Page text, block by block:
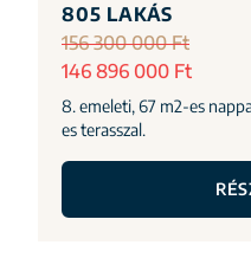
805 LAKÁS
156 300 000 Ft
146 896 000 Ft
8. emeleti, 67 m2-es
es terasszal.